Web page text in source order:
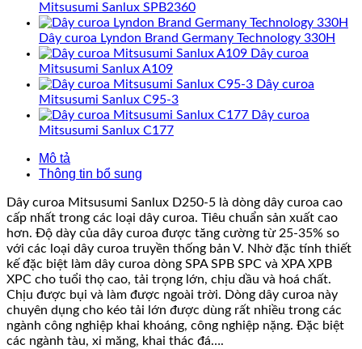
Mitsusumi Sanlux SPB2360
Dây curoa Lyndon Brand Germany Technology 330H
Dây curoa
Mitsusumi Sanlux A109
Dây curoa
Mitsusumi Sanlux C95-3
Dây curoa
Mitsusumi Sanlux C177
Mô tả
Thông tin bổ sung
Dây curoa Mitsusumi Sanlux D250-5 là dòng dây curoa cao
cấp nhất trong các loại dây curoa. Tiêu chuẩn sản xuất cao
hơn. Độ dày của dây curoa được tăng cường từ 25-35% so
với các loại dây curoa truyền thống bản V. Nhờ đặc tính thiết
kế đặc biệt làm dây curoa dòng SPA SPB SPC và XPA XPB
XPC cho tuổi thọ cao, tải trọng lớn, chịu dầu và hoá chất.
Chịu được bụi và làm được ngoài trời. Dòng dây curoa này
chuyên dụng cho kéo tải lớn được dùng rất nhiều trong các
ngành công nghiệp khai khoáng, công nghiệp nặng. Đặc biệt
các ngành tàu, xi măng, khai thác đá….